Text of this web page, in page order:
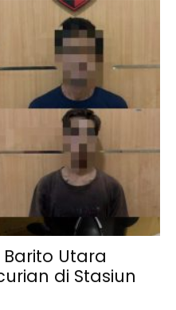
Barito Utara
di Stasiun